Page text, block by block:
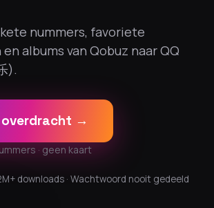
nummers, favoriete
albums van Qobuz naar QQ
).
→
· geen kaart
downloads · Wachtwoord nooit gedeeld